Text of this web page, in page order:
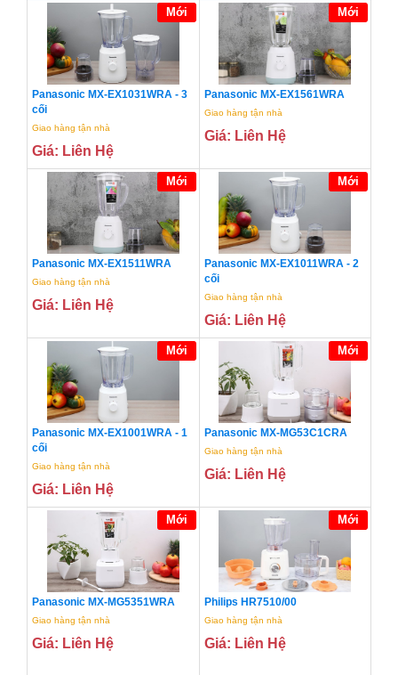
Mới
Panasonic MX-EX1031WRA - 3
cối
Giao hàng tận nhà
Giá: Liên Hệ
Mới
Panasonic MX-EX1561WRA
Giao hàng tận nhà
Giá: Liên Hệ
Mới
Panasonic MX-EX1511WRA
Giao hàng tận nhà
Giá: Liên Hệ
Mới
Panasonic MX-EX1011WRA - 2
cối
Giao hàng tận nhà
Giá: Liên Hệ
Mới
Panasonic MX-EX1001WRA - 1
cối
Giao hàng tận nhà
Giá: Liên Hệ
Mới
Panasonic MX-MG53C1CRA
Giao hàng tận nhà
Giá: Liên Hệ
Mới
Panasonic MX-MG5351WRA
Giao hàng tận nhà
Giá: Liên Hệ
Mới
Philips HR7510/00
Giao hàng tận nhà
Giá: Liên Hệ